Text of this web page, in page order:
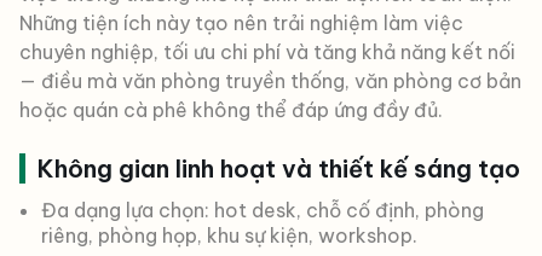
Những tiện ích này tạo nên trải nghiệm làm việc
chuyên nghiệp, tối ưu chi phí và tăng khả năng kết nối
— điều mà văn phòng truyền thống, văn phòng cơ bản
hoặc quán cà phê không thể đáp ứng đầy đủ.
Không gian linh hoạt và thiết kế sáng tạo
Đa dạng lựa chọn: hot desk, chỗ cố định, phòng
riêng, phòng họp, khu sự kiện, workshop.